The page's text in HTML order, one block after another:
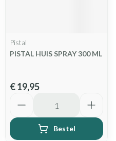
Pistal
PISTAL HUIS SPRAY 300 ML
€ 19,95
Bestel